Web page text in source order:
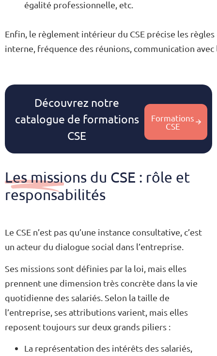
égalité professionnelle, etc.
Enfin, le règlement intérieur du CSE précise les
interne, fréquence des réunions, communication avec
Découvrez notre
catalogue de formations
CSE
Formations
CSE
Les missions du CSE : rôle et
responsabilités
Le CSE n’est pas qu’une instance consultative, c’est
un acteur du dialogue social dans l’entreprise.
Ses missions sont définies par la loi, mais elles
prennent une dimension très concrète dans la vie
quotidienne des salariés. Selon la taille de
l’entreprise, ses attributions varient, mais elles
reposent toujours sur deux grands piliers :
La représentation des intérêts des salariés,